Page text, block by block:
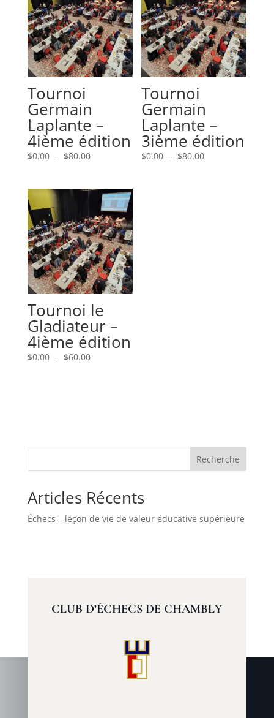
Tournoi
Germain
Laplante –
4ième édition
$0.00 – $80.00Plage
$0.00
$80.00
Tournoi
Germain
Laplante –
3ième édition
$0.00 – $80.00Plage
Tournoi le
Gladiateur –
4ième édition
$0.00 – $60.00Plage
Recherche
Articles Récents
Échecs – leçon de vie de valeur éducative supérieure
CLUB D’ÉCHECS DE CHAMBLY